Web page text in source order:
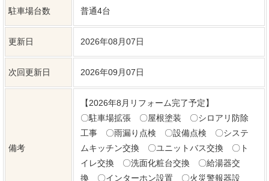
特記事項
※不動産物件情報は最新のデータの掲載を心がけていますが、デ
ータの書き換えの都合上、売却済みなどの場合はご容赦くださ
い。 ※掲載されている不動産物件データが現況と異なる場合は現
近隣物件